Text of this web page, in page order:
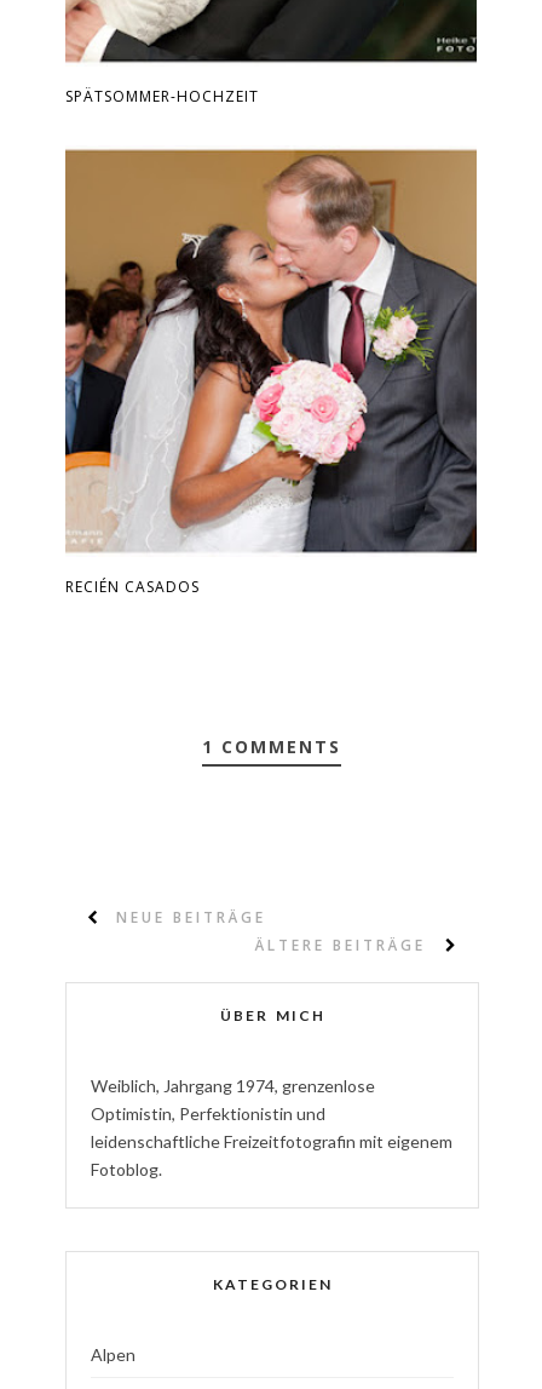
SPÄTSOMMER-HOCHZEIT
RECIÉN CASADOS
1 COMMENTS
NEUE BEITRÄGE
ÄLTERE BEITRÄGE
ÜBER MICH
Weiblich, Jahrgang 1974, grenzenlose
Optimistin, Perfektionistin und
leidenschaftlicheFreizeitfotografin mit eigenem
Fotoblog.
KATEGORIEN
Alpen